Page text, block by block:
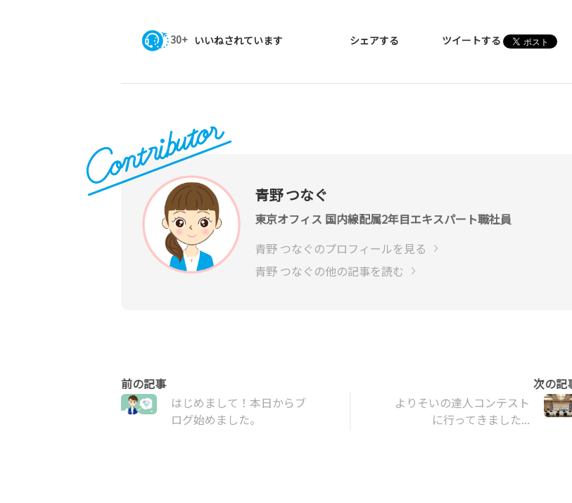
30+ いいねされています シェアする ツイートする
青野 つなぐ
東京オフィス 国内線配属2年目エキスパート職社員
青野 つなぐのプロフィールを見る
青野 つなぐの他の記事を読む
はじめまして！本日からブ
ログ始めました。
よりそいの達人コンテスト
に行ってきました...